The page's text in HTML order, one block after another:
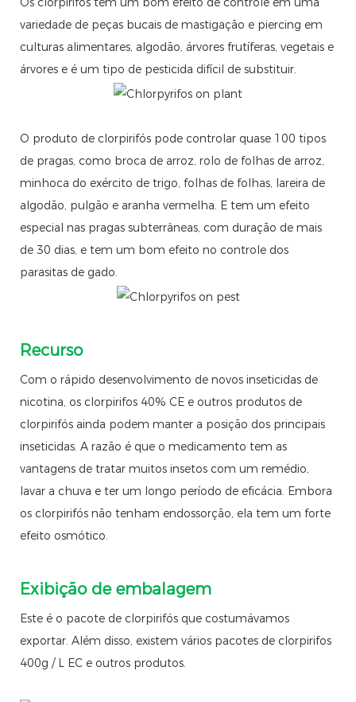
variedade de peças bucais de mastigação e piercing em
culturas alimentares, algodão, árvores frutíferas, vegetais e
árvores e é um tipo de pesticida difícil de substituir.
O produto de clorpirifós pode controlar quase 100 tipos
de pragas, como broca de arroz, rolo de folhas de arroz,
minhoca do exército de trigo, folhas de folhas, lareira de
algodão, pulgão e aranha vermelha. E tem um efeito
especial nas pragas subterrâneas, com duração de mais
de 30 dias, e tem um bom efeito no controle dos
parasitas de gado.
Recurso
Com o rápido desenvolvimento de novos inseticidas de
nicotina, os clorpirifos 40% CE e outros produtos de
clorpirifós ainda podem manter a posição dos principais
inseticidas. A razão é que o medicamento tem as
vantagens de tratar muitos insetos com um remédio,
lavar a chuva e ter um longo período de eficácia. Embora
os clorpirifós não tenham endossorção, ela tem um forte
efeito osmótico.
Exibição de embalagem
Este é o pacote de clorpirifós que costumávamos
exportar. Além disso, existem vários pacotes de clorpirifos
400g / L EC e outros produtos.